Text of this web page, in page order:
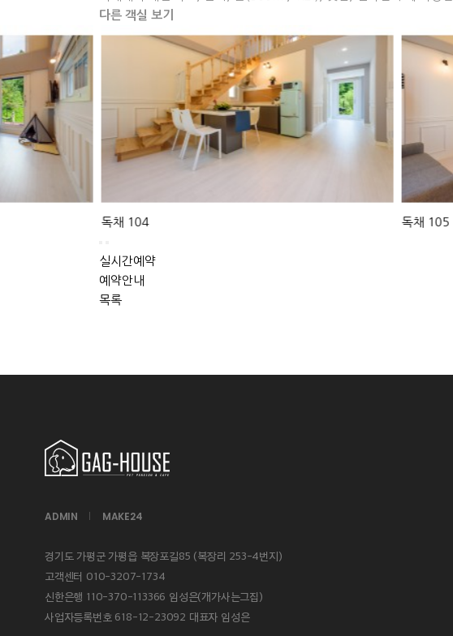
다른 객실 보기
독채104 독채105
실시간예약
예약안내
목록
ADMIN MAKE24
경기도 가평군 가평읍 복장포길85 (복장리 253-4번지)
고객센터 010-3207-1734
신한은행 110-370-113366 임성은(개가사는그집)
사업자등록번호 618-12-23092 대표자 임성은